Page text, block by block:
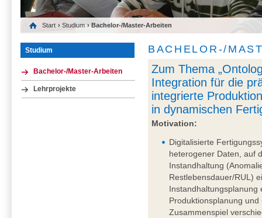
Start ›Studium › Bachelor-/Master-Arbeiten
Studium
Bachelor-/Master-Arbeiten
Lehrprojekte
BACHELOR-/
Zum Thema
Integration für die
integrierte
in dynamischen
Motivation:
Digitalisierte
heterogener Daten, auf
Instandhaltung
Restlebensdauer/RUL)
Instandhaltungsplanung
Produktionsplanung
Zusammenspiel